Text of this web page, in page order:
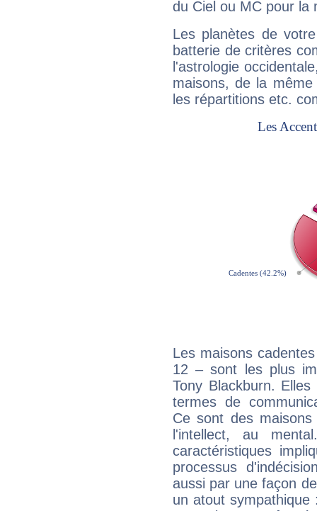
du Ciel ou MC pour la
Les planètes de
batterie de critères
l'astrologie
maisons, de la
les répartitions etc.
Les maisons
12 – sont les plus
Tony Blackburn.
termes de
Ce sont des
l'intellect, au
caractéristiques
processus
aussi par une façon
un atout